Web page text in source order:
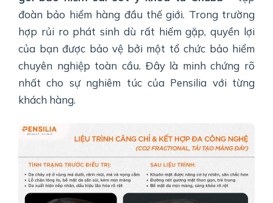
đoàn bảo hiểm hàng đầu thế giới. Trong trường
hợp rủi ro phát sinh dù rất hiếm gặp, quyền lợi
của bạn được bảo vệ bởi một tổ chức bảo hiểm
chuyên nghiệp toàn cầu. Đây là minh chứng rõ
nhất cho sự nghiêm túc của Pensilia với từng
khách hàng.